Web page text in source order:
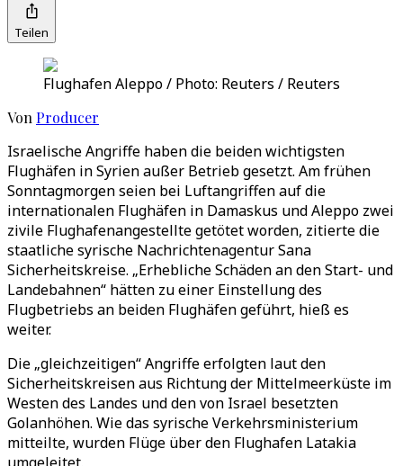
Teilen
Flughafen Aleppo / Photo: Reuters / Reuters
Von Producer
Israelische Angriffe haben die beiden wichtigsten
Flughäfen in Syrien außer Betrieb gesetzt. Am frühen
Sonntagmorgen seien bei Luftangriffen auf die
internationalen Flughäfen in Damaskus und Aleppo zwei
zivile Flughafenangestellte getötet worden, zitierte die
staatliche syrische Nachrichtenagentur Sana
Sicherheitskreise. „Erhebliche Schäden an den Start- und
Landebahnen“ hätten zu einer Einstellung des
Flugbetriebs an beiden Flughäfen geführt, hieß es
weiter.
Die „gleichzeitigen“ Angriffe erfolgten laut den
Sicherheitskreisen aus Richtung der Mittelmeerküste im
Westen des Landes und den von Israel besetzten
Golanhöhen. Wie das syrische Verkehrsministerium
mitteilte, wurden Flüge über den Flughafen Latakia